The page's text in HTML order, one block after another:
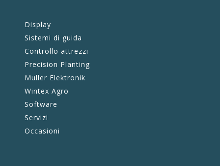
Display
Sistemi di guida
Controllo attrezzi
Precision Planting
Muller Elektronik
Wintex Agro
Software
Servizi
Occasioni